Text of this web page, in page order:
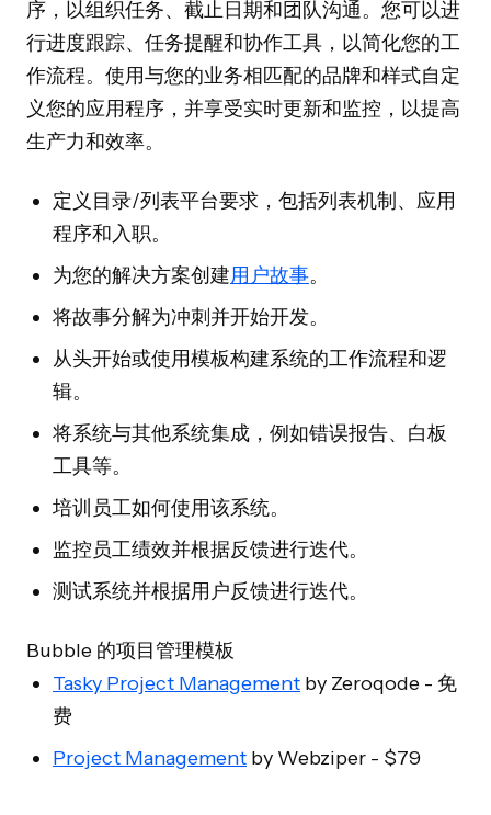
序，以组织任务、截止日期和团队沟通。您可以进
行进度跟踪、任务提醒和协作工具，以简化您的工
作流程。使用与您的业务相匹配的品牌和样式自定
义您的应用程序，并享受实时更新和监控，以提高
生产力和效率。
定义目录/列表平台要求，包括列表机制、应用
程序和入职。
为您的解决方案创建用户故事。
将故事分解为冲刺并开始开发。
从头开始或使用模板构建系统的工作流程和逻
辑。
将系统与其他系统集成，例如错误报告、白板
工具等。
培训员工如何使用该系统。
监控员工绩效并根据反馈进行迭代。
测试系统并根据用户反馈进行迭代。
Bubble 的项目管理模板
Tasky Project Management by Zeroqode - 免
费
Project Management by Webziper - $79